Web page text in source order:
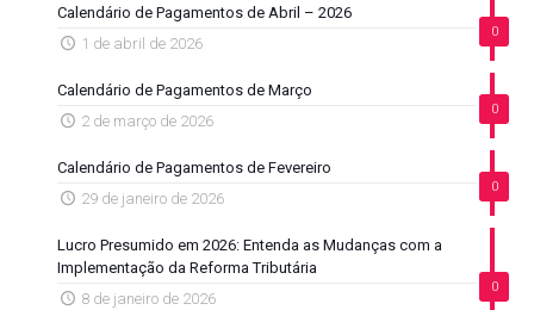
0
Calendário de Pagamentos de Abril – 2026
1 de abril de 2026
0
Calendário de Pagamentos de Março
2 de março de 2026
0
Calendário de Pagamentos de Fevereiro
29 de janeiro de 2026
0
Lucro Presumido em 2026: Entenda as Mudanças com a
Implementação da Reforma Tributária
8 de janeiro de 2026